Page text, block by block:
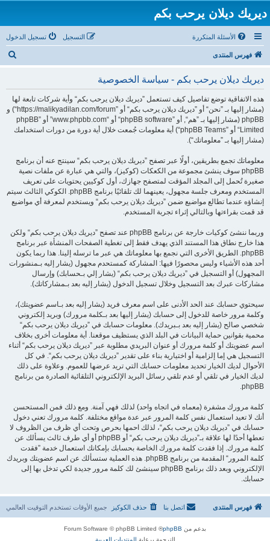
ديريك ديلان يرحب بكم
الأسئلة المتكررة تسجيل الدخول التسجيل
فهرس المنتدى
ديريك ديلان يرحب بكم - سياسة الخصوصية
هذه الاتفاقية توضع تفاصيل كيف تستعمل ”ديريك ديلان يرحب بكم“ وأية شركات تابعة لها
(مشار إليها بـ ”نحن“ أو ”ديريك ديلان يرحب بكم“ أو ”https://malikyadilan.com/forum“) و
phpBB (مشار إليها بـ ”هم“, أو ”phpBB software“ أو “www.phpbb.com” أو ”phpBB
Limited“ أو ”phpBB Teams“) أية معلومات جُمعت خلال أية دورة من دورات استخدامك
(مشار إليها بـ ”معلوماتك“).
معلوماتك تجمع بطريقين، أولًا عبر تصفح ”ديريك ديلان يرحب بكم“ سينتج عنه أن برنامج
phpBB سوف ينشئ مجموعة من الكعكات (كوكيز)، والتي هي عبارة عن ملفات نصية
صغيرة تُحمل إلى المجلد المؤقت لمتصفح جهازك، أول كوكيين يحتويات على تعريف
المستخدم ومعرف جلسة مجهول، يعينهما لك تلقائيًا برنامج phpBB. الكوكي الثالث سيتم
إنشاؤه عندما تطالع مواضيع ضمن ”ديريك ديلان يرحب بكم“ ويستخدم لمعرفة أي مواضيع
قد قمت بقراءتها وبالتالي إثراء تجربة المستخدم.
وربما ننشئ كوكيات خارجة عن برنامج phpBB عند تصفح ”ديريك ديلان يرحب بكم“ ولكن
هذا خارج نطاق هذا المستند الذي يهدف فقط إلى تغطية الصفحات المنشأة عبر برنامج
phpBB. الطريق الأخرى التي نجمع بها معلوماتك هي عبر ما ترسله إلينا. هذا ربما يكون
أحد هذه الأشياء وليس محصورًا فيها: المشاركة كمستحدم مجهول (يشار إليه بـمنشورات
المجهول) أو التسجيل في ”ديريك ديلان يرحب بكم“ (يشار إلي بـحسابك) وإرسال
مشاركات عبرك بعد التسجيل وخلال تسجيل الدخول (يشار إليه بعد بـمشاركاتك).
سيحتوي حسابك عند الحد الأدنى على اسم معرف فريد (يشار إليه بعد بـاسم عضويتك)،
وكلمة مرور خاصة للدخول إلى حسابك (يشار إليها بعد بـكلمة مرورك) وبريد إلكتروني
شخصي صالح (يشار إليه بعد بـبريدك). معلومات حسابك في ”ديريك ديلان يرحب بكم“
محمية بقوانين حماية البيانات في البلد الذي يستظيف موقعنا. أية معلومات أخرى بخلاف
اسم عضويتك أو كلمة مرورك أو عنوان البريدي مطلوبة عبر ”ديريك ديلان يرحب بكم“ أثناء
التسجيل هي إما إلزامية أو اختيارية بناء على تقدير ”ديريك ديلان يرحب بكم“. في كل
الأحوال لديك الخيار تحديد معلومات حسابك التي تريد عرضها للعموم. وعلاوة على ذلك
لديك الخيار في تلقي أو عدم تلقي رسائل البريد الإلكتروني التلقائية الصادرة من برنامج
phpBB.
كلمة مرورك مشفرة (معماه في اتجاه واحد) لذلك فهي آمنة. ومع ذلك فمن المستحسن
أنك لا تعيد استعمال نفس كلمة المرور عبر عدة مواقع مختلفة. كلمة مرورك تعني دخول
حسابك في ”ديريك ديلان يرحب بكم“، لذلك احمها بحرص وتحت أي ظرف من الظروف لا
تعطها أحدًا لها علاقة بـ”ديريك ديلان يرحب بكم“ أو phpBB أو أي طرف ثالث يسألك عن
كلمة مرورك. إذا فقدت كلمة مرورك الخاصة بحسابك بإمكانك استعمال خدمة ”فقدت
كلمة المرور“ المقدمة من برنامج phpBB. هذه العملية ستسألك عن اسم عضويتك وبريدك
الإلكتروني وبعد ذلك برنامج phpBB سينشئ لك كلمة مرور جديدة لكي تدخل بها إلى
حسابك.
فهرس المنتدى جميع الأوقات تستخدم التوقيت العالمي حذف الكوكيز اتصل بنا
بدعم من phpBB
® Forum Software © phpBB Limited
الترجمة برعاية المنتديات العربية